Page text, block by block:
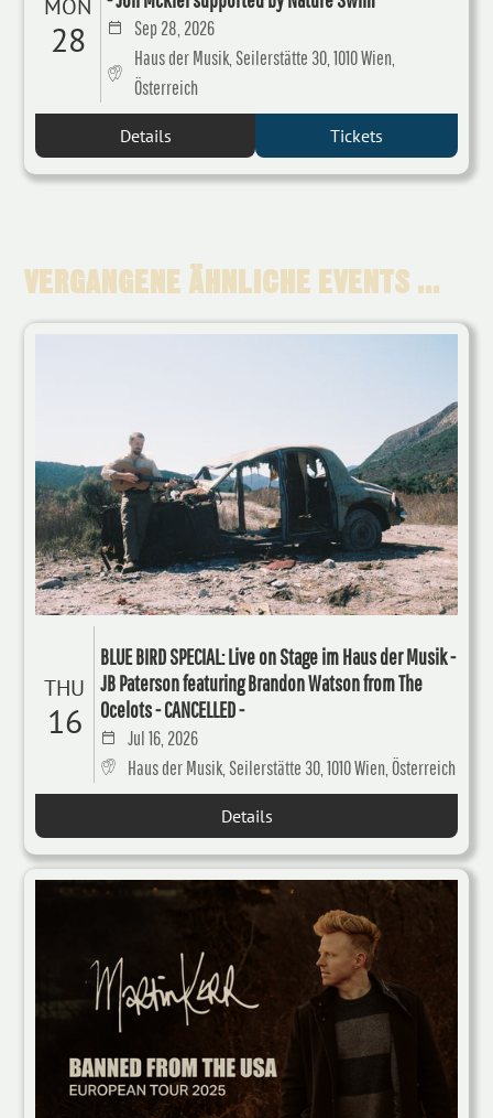
MON
28
Sep 28, 2026
Haus der Musik, Seilerstätte 30, 1010 Wien,
Österreich
Details Tickets
VERGANGENE ÄHNLICHE EVENTS ...
THU
16
BLUE BIRD SPECIAL: Live on Stage im Haus der Musik -
JB Paterson featuring Brandon Watson from The
Ocelots - CANCELLED -
Jul 16, 2026
Haus der Musik, Seilerstätte 30, 1010 Wien, Österreich
Details